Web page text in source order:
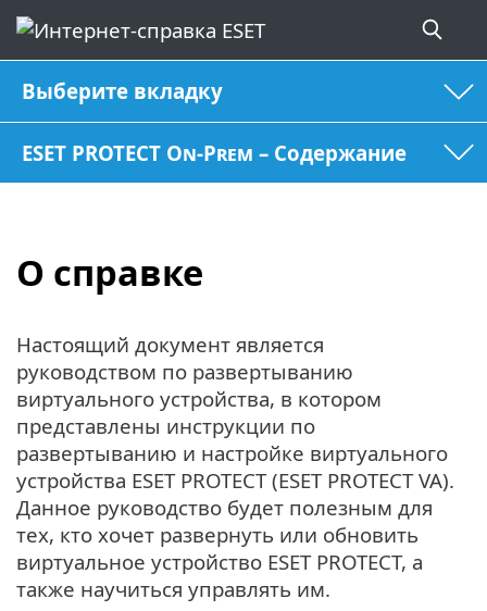
Выберите вкладку
ESET PROTECT On-Prem – Содержание
О справке
Настоящий документ является
руководством по развертыванию
виртуального устройства, в котором
представлены инструкции по
развертыванию и настройке виртуального
устройства ESET PROTECT (ESET PROTECT VA).
Данное руководство будет полезным для
тех, кто хочет развернуть или обновить
виртуальное устройство ESET PROTECT, а
также научиться управлять им.